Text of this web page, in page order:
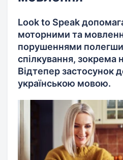
Look to Speak
моторними та
порушеннями
спілкування, зокрема
Відтепер застосунок
українською мовою.